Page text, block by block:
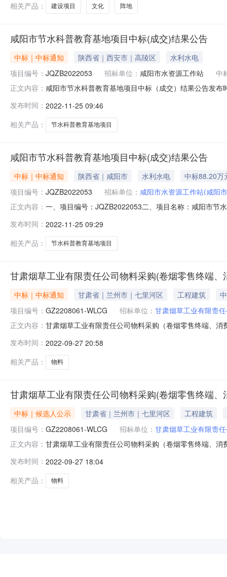
相关产品：
建设项目 文化 阵地
咸阳市节水科普教育基地项目中标(成交)结果公告
中标｜中标通知 陕西省｜西安市｜高陵区
水利水电
项目编号： JQZB2022053 招标单位： 咸阳市水资源工作站
中
正文内容： 咸阳市节水科普教育基地项目中标（成交）结果公告发
室882,000.00元四、主要标的信息合同包1(咸阳市节水
信息
发布时间： 2022-11-25 09:46
相关产品：
节水科普教育基地项目
咸阳市节水科普教育基地项目中标(成交)结果公告
中标｜中标通知 陕西省｜咸阳市 水利水电
中标88.20万
项目编号： JQZB2022053 招标单位： 咸阳市水资源工作站(咸阳
正文内容： 一、项目编号：JQZB2022053二、项目名称：咸阳市节
程类（陕西秦华环艺建设工程有限公司）品目号品目名
体平台及
发布时间： 2022-11-25 09:29
相关产品：
节水科普教育基地项目
甘肃烟草工业有限责任公司物料采购(卷烟零售终端
中标｜中标通知 甘肃省｜兰州市｜七里河区 工程建筑
项目编号： GZ2208061-WLCG 招标单位： 甘肃烟草工业有限责
正文内容： 甘肃烟草工业有限责任公司物料采购（卷烟零售终端、
gszhizhui%2Ftenderplat_chxTest/
AWSAccessKeyId=4I4F07O8E0EK0N
发布时间： 2022-09-27 20:58
相关产品：
物料
甘肃烟草工业有限责任公司物料采购(卷烟零售终端
中标｜候选人公示 甘肃省｜兰州市｜七里河区
工程建筑
项目编号： GZ2208061-WLCG 招标单位： 甘肃烟草工业有限责
正文内容： 甘肃烟草工业有限责任公司物料采购（卷烟零售终端、
布日期：2022年09月02日甘肃省招标中心有限公司受甘
发布时间： 2022-09-27 18:04
相关产品：
物料